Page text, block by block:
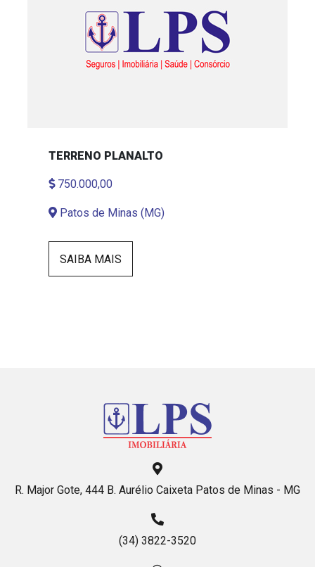
TERRENO PLANALTO
750.000,00
Patos de Minas (MG)
SAIBA MAIS
R. Major Gote, 444 B. Aurélio Caixeta Patos de Minas - MG
(34) 3822-3520